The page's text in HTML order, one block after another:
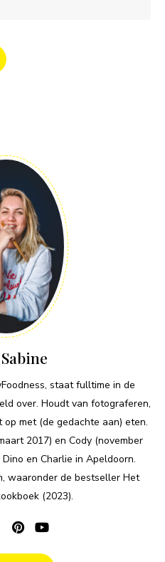
staat fulltime in de
over. Houdt van fotograferen,
met (de gedachte aan) eten.
2017) en Cody (november
en Charlie in Apeldoorn.
waaronder de bestseller Het
(2023).